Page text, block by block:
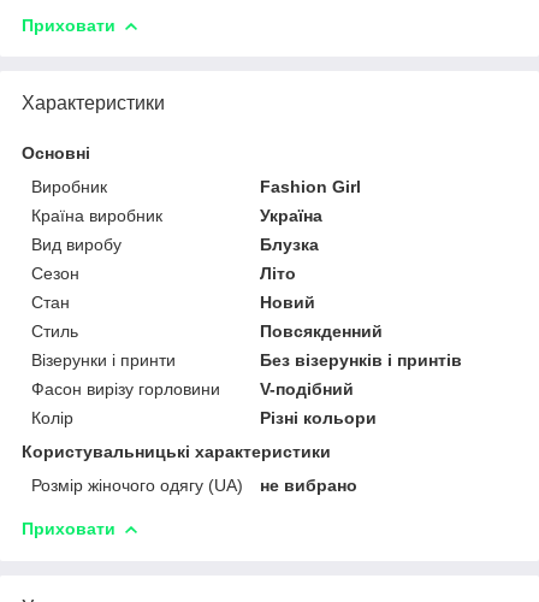
Приховати
Характеристики
Основні
Виробник
Fashion Girl
Країна виробник
Україна
Вид виробу
Блузка
Сезон
Літо
Стан
Новий
Стиль
Повсякденний
Візерунки і принти
Без візерунків і принтів
Фасон вирізу горловини
V-подібний
Колір
Різні кольори
Користувальницькі характеристики
Розмір жіночого одягу (UA)
не вибрано
Приховати